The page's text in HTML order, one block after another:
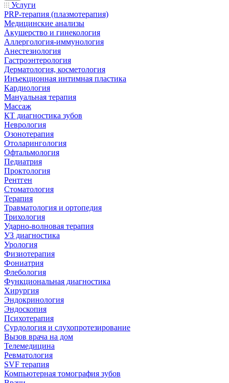
Услуги
PRP-терапия (плазмотерапия)
Медицинские анализы
Акушерство и гинекология
Аллергология-иммунология
Анестезиология
Гастроэнтерология
Дерматология, косметология
Инъекционная интимная пластика
Кардиология
Мануальная терапия
Массаж
КТ диагностика зубов
Неврология
Озонотерапия
Отоларингология
Офтальмология
Педиатрия
Проктология
Рентген
Стоматология
Терапия
Травматология и ортопедия
Трихология
Ударно-волновая терапия
УЗ диагностика
Урология
Физиотерапия
Фониатрия
Флебология
Функциональная диагностика
Хирургия
Эндокринология
Эндоскопия
Психотерапия
Сурдология и слухопротезирование
Вызов врача на дом
Телемедицина
Ревматология
SVF терапия
Компьютерная томография зубов